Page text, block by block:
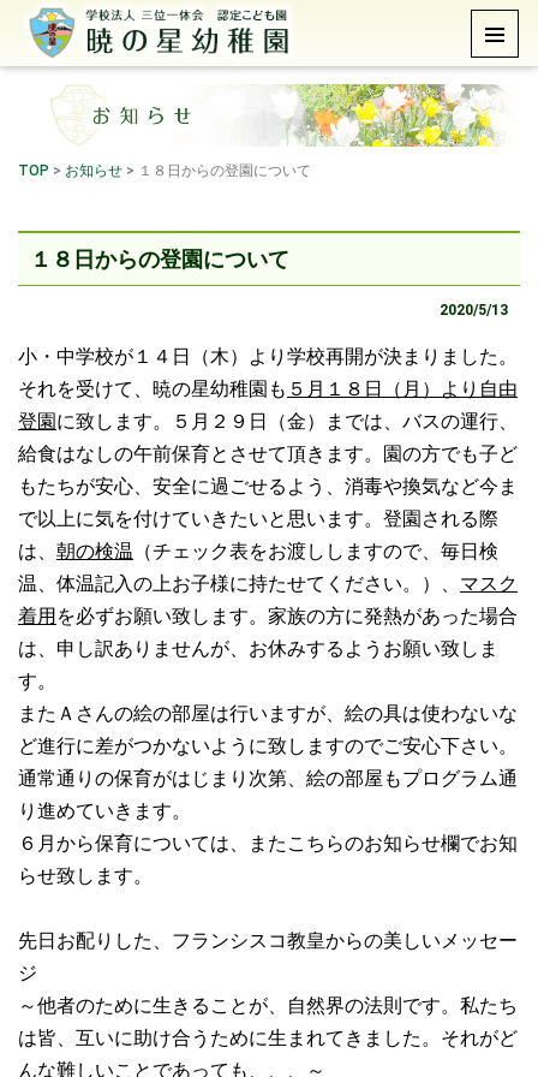
TOP > お知らせ > １８日からの登園について
１８日からの登園について
2020/5/13
小・中学校が１４日（木）より学校再開が決まりました。
それを受けて、暁の星幼稚園も ５月１８日（月）より自由
登園 に致します。５月２９日（金）までは、バスの運行、
給食はなしの午前保育とさせて頂きます。園の方でも子ど
もたちが安心、安全に過ごせるよう、消毒や換気など今ま
で以上に気を付けていきたいと思います。登園される際
は、 朝の検温 （チェック表をお渡ししますので、毎日検
温、体温記入の上お子様に持たせてください。）、 マスク
着用 を必ずお願い致します。家族の方に発熱があった場合
は、申し訳ありませんが、お休みするようお願い致しま
す。
またＡさんの絵の部屋は行いますが、絵の具は使わないな
ど進行に差がつかないように致しますのでご安心下さい。
通常通りの保育がはじまり次第、絵の部屋もプログラム通
り進めていきます。
６月から保育については、またこちらのお知らせ欄でお知
らせ致します。
先日お配りした、フランシスコ教皇からの美しいメッセー
ジ
～他者のために生きることが、自然界の法則です。私たち
は皆、互いに助け合うために生まれてきました。それがど
んな難しいことであっても、、、～